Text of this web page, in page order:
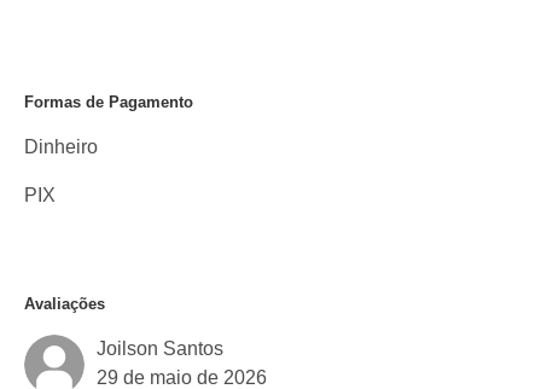
Formas de Pagamento
Dinheiro
PIX
Avaliações
Joilson Santos
29 de maio de 2026